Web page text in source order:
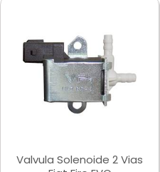
Valvula Solenoide 2 Vias